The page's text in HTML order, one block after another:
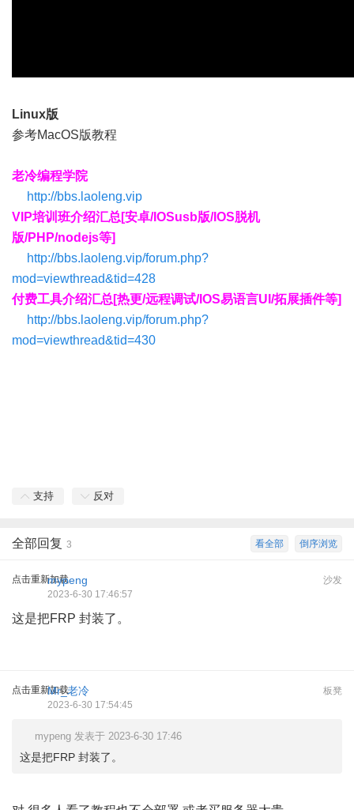
Linux版
参考MacOS版教程
老冷编程学院
http://bbs.laoleng.vip
VIP培训班介绍汇总[安卓/IOSusb版/IOS脱机
版/PHP/nodejs等]
http://bbs.laoleng.vip/forum.php?
mod=viewthread&tid=428
付费工具介绍汇总[热更/远程调试/IOS易语言UI/拓展插件等]
http://bbs.laoleng.vip/forum.php?
mod=viewthread&tid=430
支持 反对
倒序浏览
看全部
全部回复 3
点击重新加载 沙发
mypeng
2023-6-30 17:46:57
这是把FRP 封装了。
点击重新加载 板凳
Mr_老冷
2023-6-30 17:54:45
mypeng 发表于 2023-6-30 17:46
这是把FRP 封装了。